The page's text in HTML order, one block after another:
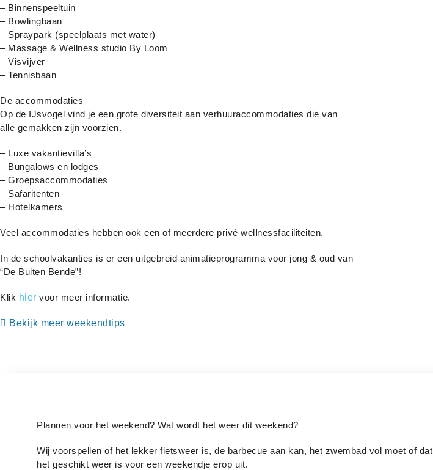
– Binnenspeeltuin
– Bowlingbaan
– Spraypark (speelplaats met water)
– Massage & Wellness studio By Loom
– Visvijver
– Tennisbaan
De accommodaties
Op de IJsvogel vind je een grote diversiteit aan verhuuraccommodaties die van
alle gemakken zijn voorzien.
– Luxe vakantievilla’s
– Bungalows en lodges
– Groepsaccommodaties
– Safaritenten
– Hotelkamers
Veel accommodaties hebben ook een of meerdere privé wellnessfaciliteiten.
In de schoolvakanties is er een uitgebreid animatieprogramma voor jong & oud van
“De Buiten Bende”!
Klik hier voor meer informatie.
Bekijk meer weekendtips
Plannen voor het weekend? Wat wordt het weer dit weekend?
Wij voorspellen of het lekker fietsweer is, de barbecue aan kan, het zwembad vol moet of dat
het geschikt weer is voor een weekendje erop uit.